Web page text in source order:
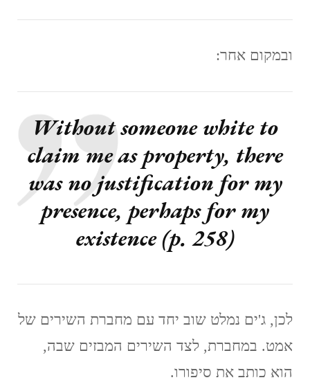
ובמקום אחר:
Without someone white to
claim me as property, there
was no justification for my
presence, perhaps for my
existence (p. 258)
לכן, ג'ים נמלט שוב יחד עם מחברת השירים של
אמט. במחברת, לצד השירים המבזים שבה,
הוא כותב את סיפורו.